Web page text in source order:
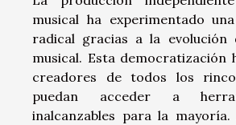
musical ha experimentado
radical gracias a la evolución
musical. Esta democratización
creadores de todos los
puedan acceder a
inalcanzables para la mayoría.